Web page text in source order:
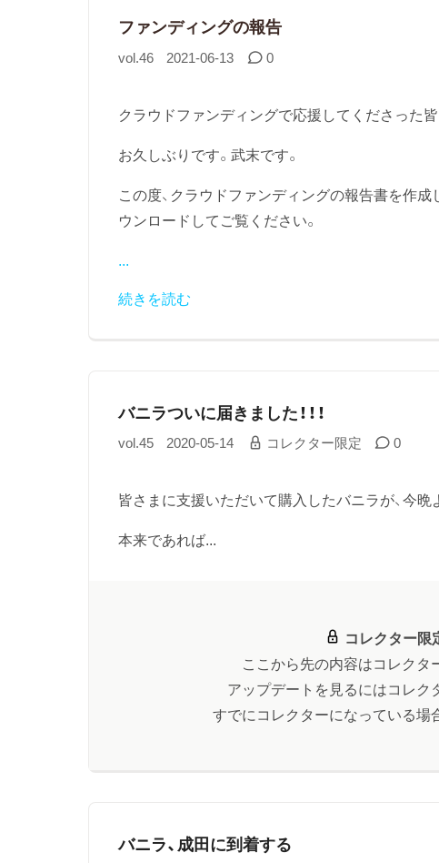
ファンディングの報告
vol.46 2021-06-13 0
クラウドファンディングで応援してくださった
お久しぶりです。武末です。
この度、クラウドファンディングの報告書を作
ウンロードしてご覧ください。
...
続きを読む
バニラついに届きました！！！
vol.45 2020-05-14 コレクター限定 0
皆さまに支援いただいて購入したバニラが、今晩よ
本来であれば...
コレクター限
ここから先の内容はコレクタ
アップデートを見るにはコレク
すでにコレクターになっている場
バニラ、成田に到着する